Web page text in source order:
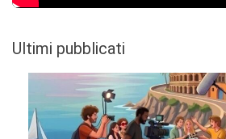
Ultimi pubblicati